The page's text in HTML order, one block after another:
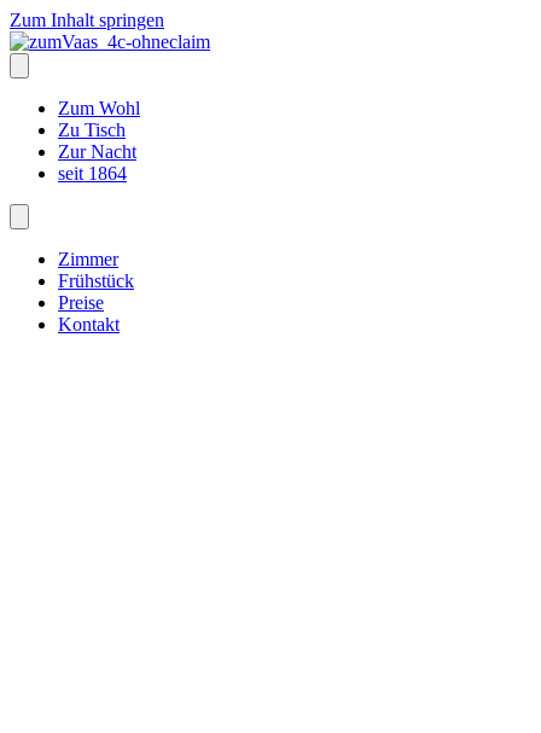
Zum Inhalt springen
Zum Wohl
Zu Tisch
Zur Nacht
seit 1864
Zimmer
Frühstück
Preise
Kontakt